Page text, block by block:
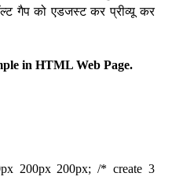
गैप को एडजस्ट कर प्रीव्यू कर
in HTML Web Page.
200px 200px; /* create 3